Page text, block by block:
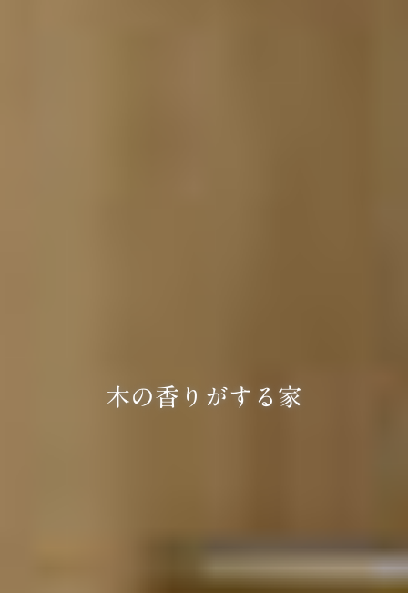
木の香りがする家